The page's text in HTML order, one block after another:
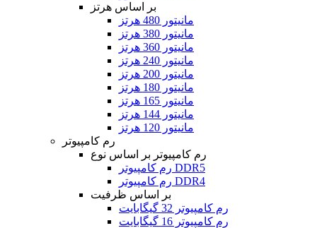
بر اساس هرتز
مانیتور 480 هرتز
مانیتور 380 هرتز
مانیتور 360 هرتز
مانیتور 240 هرتز
مانیتور 200 هرتز
مانیتور 180 هرتز
مانیتور 165 هرتز
مانیتور 144 هرتز
مانیتور 120 هرتز
رم کامپیوتر
رم کامپیوتر بر اساس نوع
رم کامپیوتر DDR5
رم کامپیوتر DDR4
بر اساس ظرفیت
رم کامپیوتر 32 گیگابایت
رم کامپیوتر 16 گیگابایت